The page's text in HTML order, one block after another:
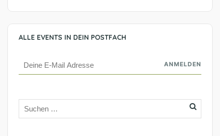
ALLE EVENTS IN DEIN POSTFACH